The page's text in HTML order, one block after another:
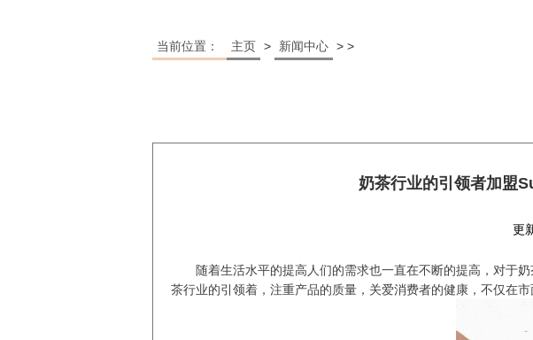
当前位置： 主页 > 新闻中心 > >
奶茶行业的引领者加盟
更
随着生活水平的提高人们的需求也一直在不断的提高，对于
茶行业的引领着，注重产品的质量，关爱消费者的健康，不仅在